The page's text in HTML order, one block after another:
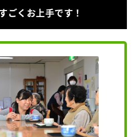
ごくお上手です！